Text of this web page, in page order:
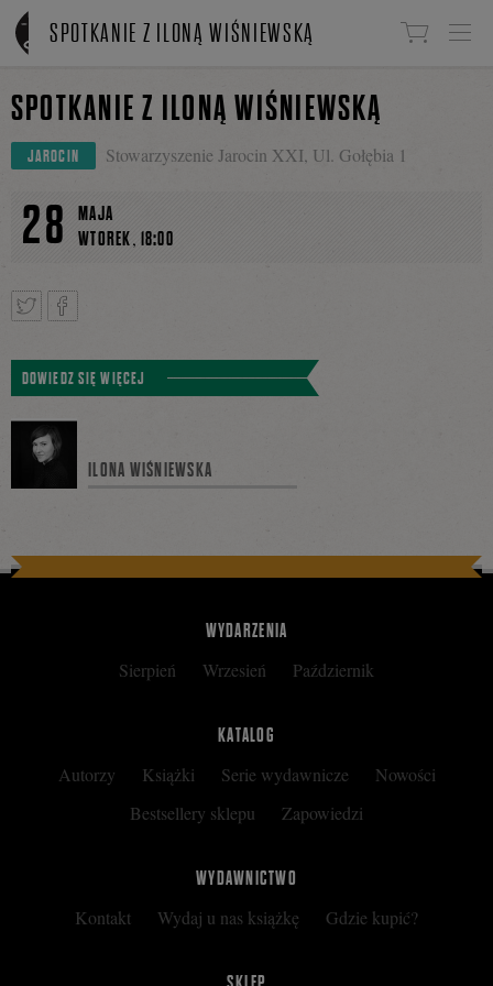
Linki do przejścia
SPOTKANIE Z ILONĄ WIŚNIEWSKĄ
SPOTKANIE Z ILONĄ WIŚNIEWSKĄ
JAROCIN Stowarzyszenie Jarocin XXI, Ul. Gołębia 1
28
MAJA
WTOREK, 18:00
TweetnijPodziel
się
DOWIEDZ SIĘ WIĘCEJ
ILONA WIŚNIEWSKA
WYDARZENIA
Sierpień Wrzesień Październik
KATALOG
Autorzy Książki Serie wydawnicze
Nowości
Bestsellery sklepu
Zapowiedzi
WYDAWNICTWO
Kontakt Wydaj u nas książkę Gdzie kupić?